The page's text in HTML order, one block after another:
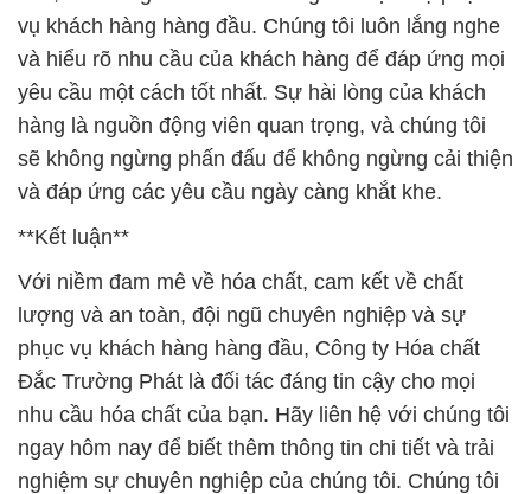
sẽ không ngừng phấn đấu để không ngừng cải thiện
và đáp ứng các yêu cầu ngày càng khắt khe.
**Kết luận**
Với niềm đam mê về hóa chất, cam kết về chất
lượng và an toàn, đội ngũ chuyên nghiệp và sự
phục vụ khách hàng hàng đầu, Công ty Hóa chất
Đắc Trường Phát là đối tác đáng tin cậy cho mọi
nhu cầu hóa chất của bạn. Hãy liên hệ với chúng tôi
ngay hôm nay để biết thêm thông tin chi tiết và trải
nghiệm sự chuyên nghiệp của chúng tôi. Chúng tôi
mong được hợp tác với bạn trong tương lai!
# Địa chỉ chuyên thương mại ← cung cấp Hóa chất
Polymer Anion \ Bột Chất Keo tụ Polimer A7952
Nuoerfloc China